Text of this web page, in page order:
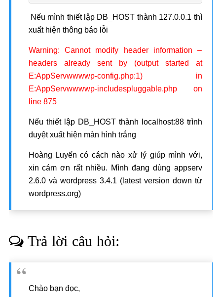
Nếu mình thiết lập DB_HOST thành 127.0.0.1 thì
xuất hiện thông báo lỗi
Warning: Cannot modify header information –
headers already sent by (output started at
E:AppServwwwwp-config.php:1) in
E:AppServwwwwp-includespluggable.php on
line 875
Nếu thiết lập DB_HOST thành localhost:88 trình
duyệt xuất hiện màn hình trắng
Hoàng Luyến có cách nào xử lý giúp mình với,
xin cám ơn rất nhiều. Mình đang dùng appserv
2.6.0 và wordpress 3.4.1 (latest version down từ
wordpress.org)
Trả lời câu hỏi:
Chào bạn đọc,